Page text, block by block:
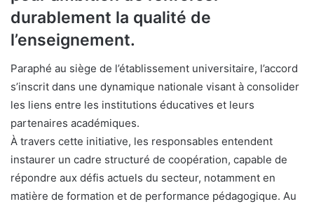
durablement la qualité de
l’enseignement.
Paraphé au siège de l’établissement universitaire, l’accord
s’inscrit dans une dynamique nationale visant à consolider
les liens entre les institutions éducatives et leurs
partenaires académiques.
À travers cette initiative, les responsables entendent
instaurer un cadre structuré de coopération, capable de
répondre aux défis actuels du secteur, notamment en
matière de formation et de performance pédagogique. Au